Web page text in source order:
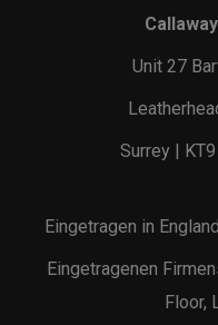
Unit 27
Surrey |
Eingetragen in
Eingetragenen
Floor,